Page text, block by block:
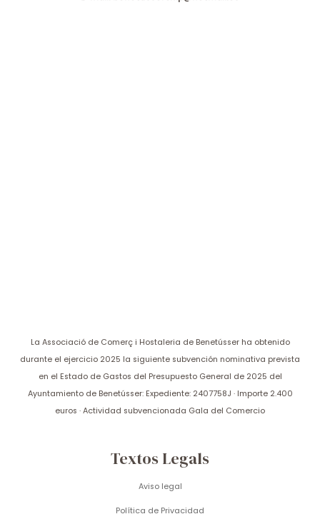
La Associació de Comerç i Hostaleria de Benetússer ha obtenido
durante el ejercicio 2025 la siguiente subvención nominativa prevista
en el Estado de Gastos del Presupuesto General de 2025 del
Ayuntamiento de Benetússer: Expediente: 2407758J · Importe 2.400
euros · Actividad subvencionada Gala del Comercio
Textos Legals
Aviso legal
Política de Privacidad